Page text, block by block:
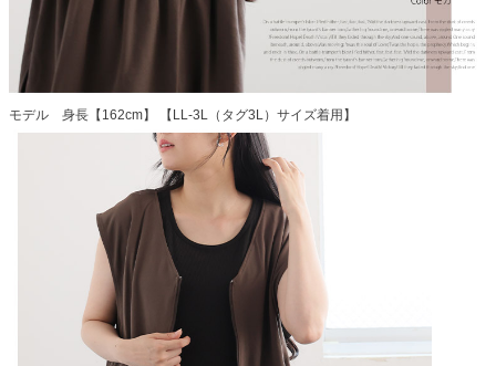
モデル 身長【162cm】 【LL-3L（タグ3L）サイズ着用】